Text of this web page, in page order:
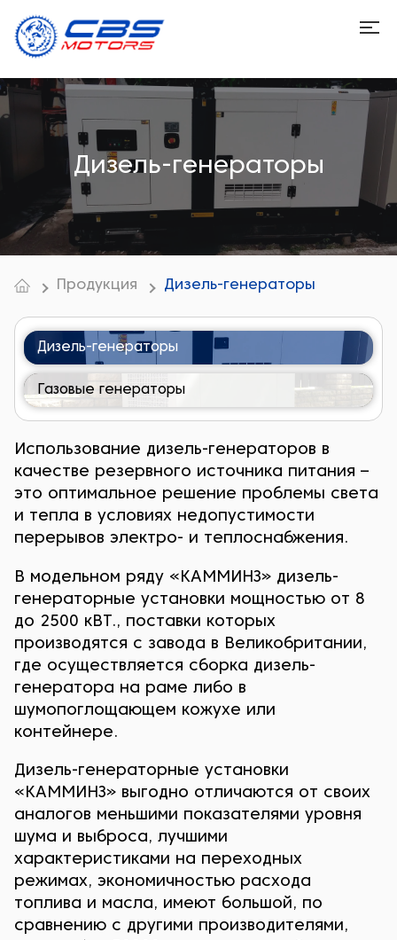
Дизель-генераторы
Продукция Дизель-генераторы
Дизель-генераторы
Газовые генераторы
Использование дизель-генераторов в
качестве резервного источника питания –
это оптимальное решение проблемы света
и тепла в условиях недопустимости
перерывов электро- и теплоснабжения.
В модельном ряду «КАММИНЗ» дизель-
генераторные установки мощностью от 8
до 2500 кВТ., поставки которых
производятся с завода в Великобритании,
где осуществляется сборка дизель-
генератора на раме либо в
шумопоглощающем кожухе или
контейнере.
Дизель-генераторные установки
«КАММИНЗ» выгодно отличаются от своих
аналогов меньшими показателями уровня
шума и выброса, лучшими
характеристиками на переходных
режимах, экономичностью расхода
топлива и масла, имеют большой, по
сравнению с другими производителями,